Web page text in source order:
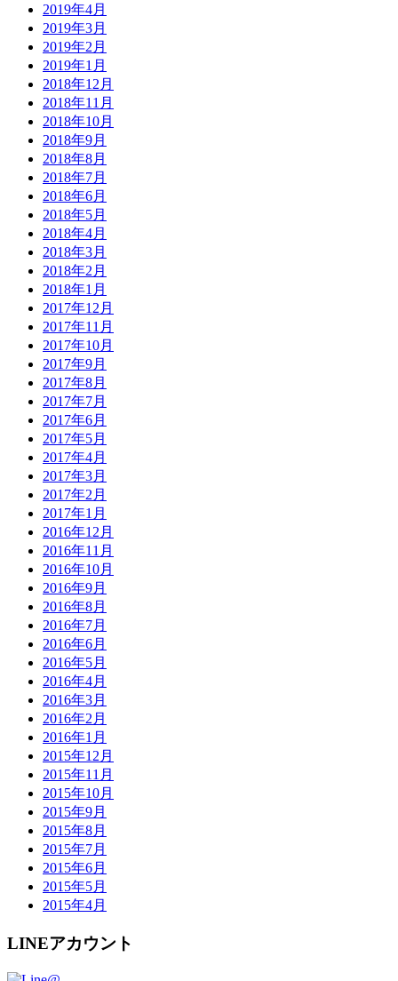
2019年4月
2019年3月
2019年2月
2019年1月
2018年12月
2018年11月
2018年10月
2018年9月
2018年8月
2018年7月
2018年6月
2018年5月
2018年4月
2018年3月
2018年2月
2018年1月
2017年12月
2017年11月
2017年10月
2017年9月
2017年8月
2017年7月
2017年6月
2017年5月
2017年4月
2017年3月
2017年2月
2017年1月
2016年12月
2016年11月
2016年10月
2016年9月
2016年8月
2016年7月
2016年6月
2016年5月
2016年4月
2016年3月
2016年2月
2016年1月
2015年12月
2015年11月
2015年10月
2015年9月
2015年8月
2015年7月
2015年6月
2015年5月
2015年4月
LINEアカウント